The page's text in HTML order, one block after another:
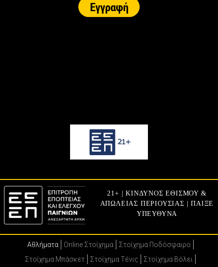
21+ | ΚΙΝΔΥΝΟΣ ΕΘΙΣΜΟΥ &
ΑΠΩΛΕΙΑΣ ΠΕΡΙΟΥΣΙΑΣ | ΠΑΙΞΕ
ΥΠΕΥΘΥΝΑ
Αθλήματα Online Στοίχημα
Στοίχημα Ποδόσφαιρο
Στοίχημα Μπάσκετ
Στοίχημα Τένις
Στοίχημα Βόλει